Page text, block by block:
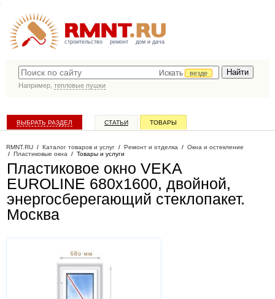
строительство ремонт дом и дача
Искать
везде
Например, тепловые пушки
ВЫБРАТЬ РАЗДЕЛ СТАТЬИ ТОВАРЫ
RMNT.RU / Каталог товаров и услуг / Ремонт и отделка / Окна и остекление
/ Пластиковые окна / Товары и услуги
Пластиковое окно VEKA
EUROLINE 680х1600, двойной,
энергосберегающий стеклопакет.
Москва